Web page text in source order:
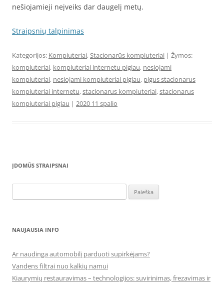
nešiojamieji neįveiks dar daugelį metų.
Straipsnių talpinimas
Kategorijos: Kompiuteriai,Stacionarūs kompiuteriai | Žymos:
kompiuteriai, kompiuteriai internetu pigiau, nesiojami
kompiuteriai, nesiojami kompiuteriai pigiau, pigus stacionarus
kompiuteriai internetu,stacionarus kompiuteriai,stacionarus
kompiuteriai pigiau | 2020 11 spalio
ĮDOMŪS STRAIPSNAI
NAUJAUSIA INFO
Ar naudinga automobilį parduoti supirkėjams?
Vandens filtrai nuo kalkių namui
Kiaurymių restauravimas – technologijos: suvirinimas, frezavimas ir